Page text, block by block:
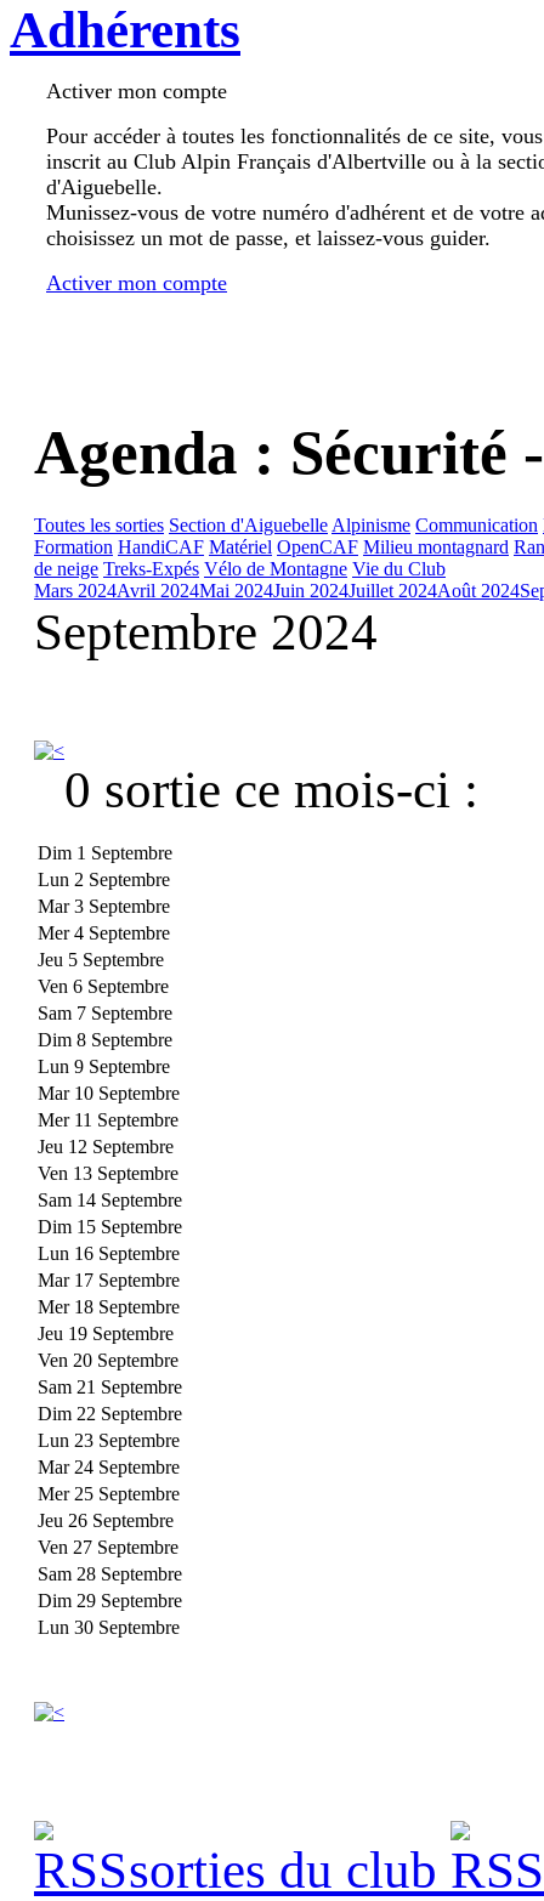
Adhérents
Activer mon compte
Pour accéder à toutes les fonctionnalités de ce site,
inscrit au Club Alpin Français d'Albertville ou à la
d'Aiguebelle.
Munissez-vous de votre numéro d'adhérent et de votre
choisissez un mot de passe, et laissez-vous guider.
Activer mon compte
Agenda : Sécurité
Toutes les sorties Section d'Aiguebelle Alpinisme Communication
Formation HandiCAF Matériel OpenCAF Milieu montagnard
de neige Treks-Expés Vélo de Montagne Vie du Club
Mars 2024Avril 2024Mai 2024Juin 2024Juillet 2024Août 2024
Septembre 2024
0 sortie ce mois-ci :
Dim 1 Septembre
Lun 2 Septembre
Mar 3 Septembre
Mer 4 Septembre
Jeu 5 Septembre
Ven 6 Septembre
Sam 7 Septembre
Dim 8 Septembre
Lun 9 Septembre
Mar 10 Septembre
Mer 11 Septembre
Jeu 12 Septembre
Ven 13 Septembre
Sam 14 Septembre
Dim 15 Septembre
Lun 16 Septembre
Mar 17 Septembre
Mer 18 Septembre
Jeu 19 Septembre
Ven 20 Septembre
Sam 21 Septembre
Dim 22 Septembre
Lun 23 Septembre
Mar 24 Septembre
Mer 25 Septembre
Jeu 26 Septembre
Ven 27 Septembre
Sam 28 Septembre
Dim 29 Septembre
Lun 30 Septembre
sorties du club